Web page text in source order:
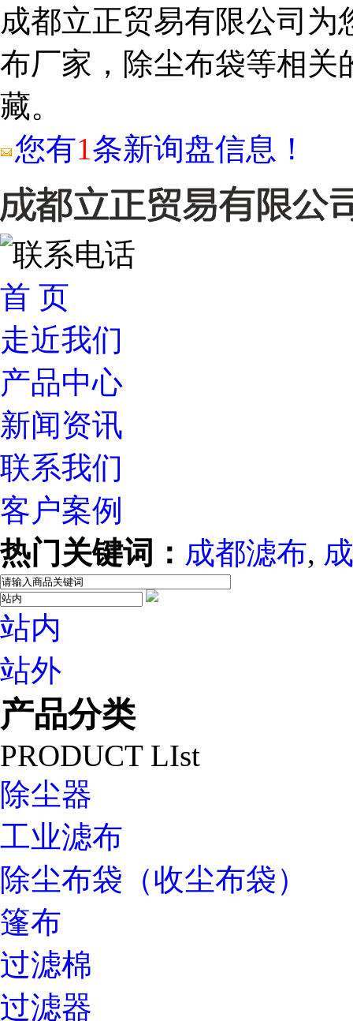
成都立正贸易有限公司为
布厂家，除尘布袋等相关
藏。
您有1条新询盘信息！
首 页
走近我们
产品中心
新闻资讯
联系我们
客户案例
热门关键词： 成都滤布,
站内
站外
产品分类
PRODUCT LIst
除尘器
工业滤布
除尘布袋（收尘布袋）
篷布
过滤棉
过滤器